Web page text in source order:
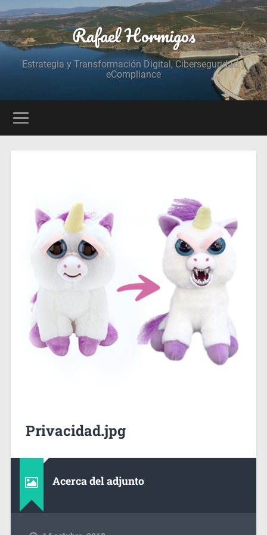
Rafael Hormigos
Estrategia y Transformación Digital, Ciberseguridad y
eCompliance
Privacidad.jpg
Acerca del adjunto